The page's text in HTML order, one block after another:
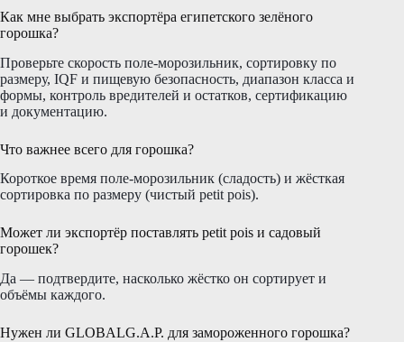
Как мне выбрать экспортёра египетского зелёного
горошка?
Проверьте скорость поле-морозильник, сортировку по
размеру, IQF и пищевую безопасность, диапазон класса и
формы, контроль вредителей и остатков, сертификацию
и документацию.
Что важнее всего для горошка?
Короткое время поле-морозильник (сладость) и жёсткая
сортировка по размеру (чистый petit pois).
Может ли экспортёр поставлять petit pois и садовый
горошек?
Да — подтвердите, насколько жёстко он сортирует и
объёмы каждого.
Нужен ли GLOBALG.A.P. для замороженного горошка?